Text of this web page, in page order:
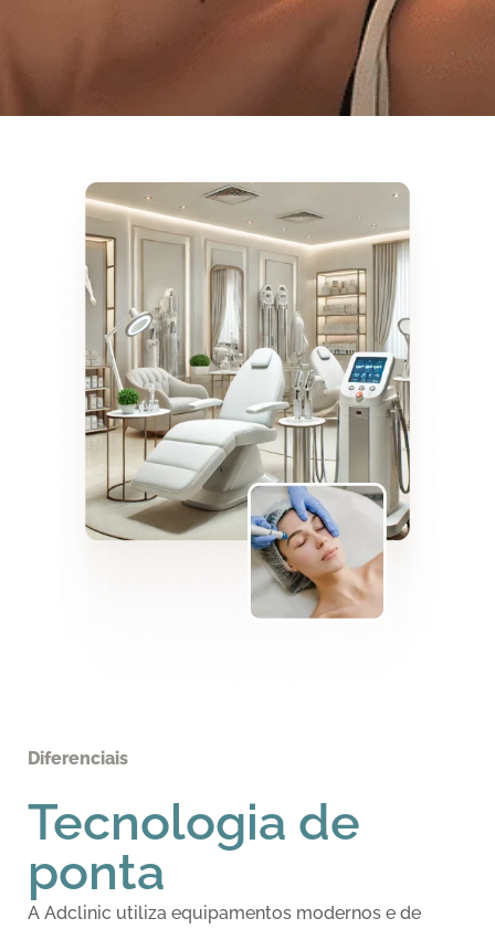
Diferenciais
Tecnologia de
ponta
A Adclinic utiliza equipamentos modernos e de